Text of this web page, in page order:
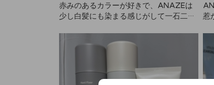
赤みのあるカラーが好きで、ANAZEは
少し白髪にも染まる感じがして一石二鳥
惹
を
す